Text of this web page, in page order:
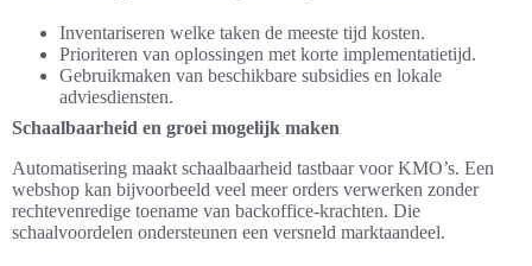
Inventariseren welke taken de meeste tijd kosten.
Prioriteren van oplossingen met korte implementatietijd.
Gebruikmaken van beschikbare subsidies en lokale
adviesdiensten.
Schaalbaarheid en groei mogelijk maken
Automatisering maakt schaalbaarheid tastbaar voor KMO’s. Een
webshop kan bijvoorbeeld veel meer orders verwerken zonder
rechtevenredige toename van backoffice-krachten. Die
schaalvoordelen ondersteunen een versneld marktaandeel.